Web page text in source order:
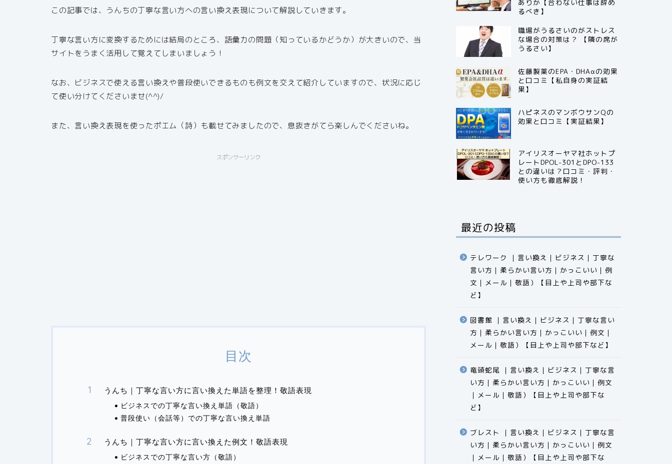
この記事では、うんちの丁寧な言い方への言い換え表現について解説していきます。
丁寧な言い方に変換するためには結局のところ、語彙力の問題（知っているかどうか）が大きいので、当
サイトをうまく活用して覚えてしまいましょう！
なお、ビジネスで使える言い換えや普段使いできるものも例文を交えて紹介していますので、状況に応じ
て使い分けてくださいませ(^^)/
また、言い換え表現を使ったポエム（詩）も載せてみましたので、息抜きがてら楽しんでくださいね。
スポンサーリンク
目次
うんち｜丁寧な言い方に言い換えた単語を整理！敬語表現
ビジネスでの丁寧な言い換え単語（敬語）
普段使い（会話等）での丁寧な言い換え単語
うんち｜丁寧な言い方に言い換えた例文！敬語表現
ビジネスでの丁寧な言い方（敬語）
ありか【合わない仕事は辞め
るべき】
職場がうるさいのがストレス
な場合の対策は？ 【隣の席が
うるさい】
佐藤製薬のEPA・DHAαの効果
と口コミ【私自身の実証結
果】
ハピネスのマンボウサンQの
効果と口コミ【実証結果】
アイリスオーヤマ社ホットプ
レートDPOL-301とDPO-133
との違いは？口コミ・評判・
使い方も徹底解説！
最近の投稿
テレワーク ｜言い換え｜ビジネス｜丁寧な
言い方｜柔らかい言い方｜かっこいい｜例
文｜メール｜敬語）【目上や上司や部下な
ど】​​​​​​​​​​​​​​​​
図書館 ｜言い換え｜ビジネス｜丁寧な言い
方｜柔らかい言い方｜かっこいい｜例文｜
メール｜敬語）【目上や上司や部下など】​​​​​​​​​​​​​​​​
竜頭蛇尾 ｜言い換え｜ビジネス｜丁寧な言
い方｜柔らかい言い方｜かっこいい｜例文
｜メール｜敬語）【目上や上司や部下な
ど】​​​​​​​​​​​​​​​​
ブレスト ｜言い換え｜ビジネス｜丁寧な言
い方｜柔らかい言い方｜かっこいい｜例文
｜メール｜敬語）【目上や上司や部下な